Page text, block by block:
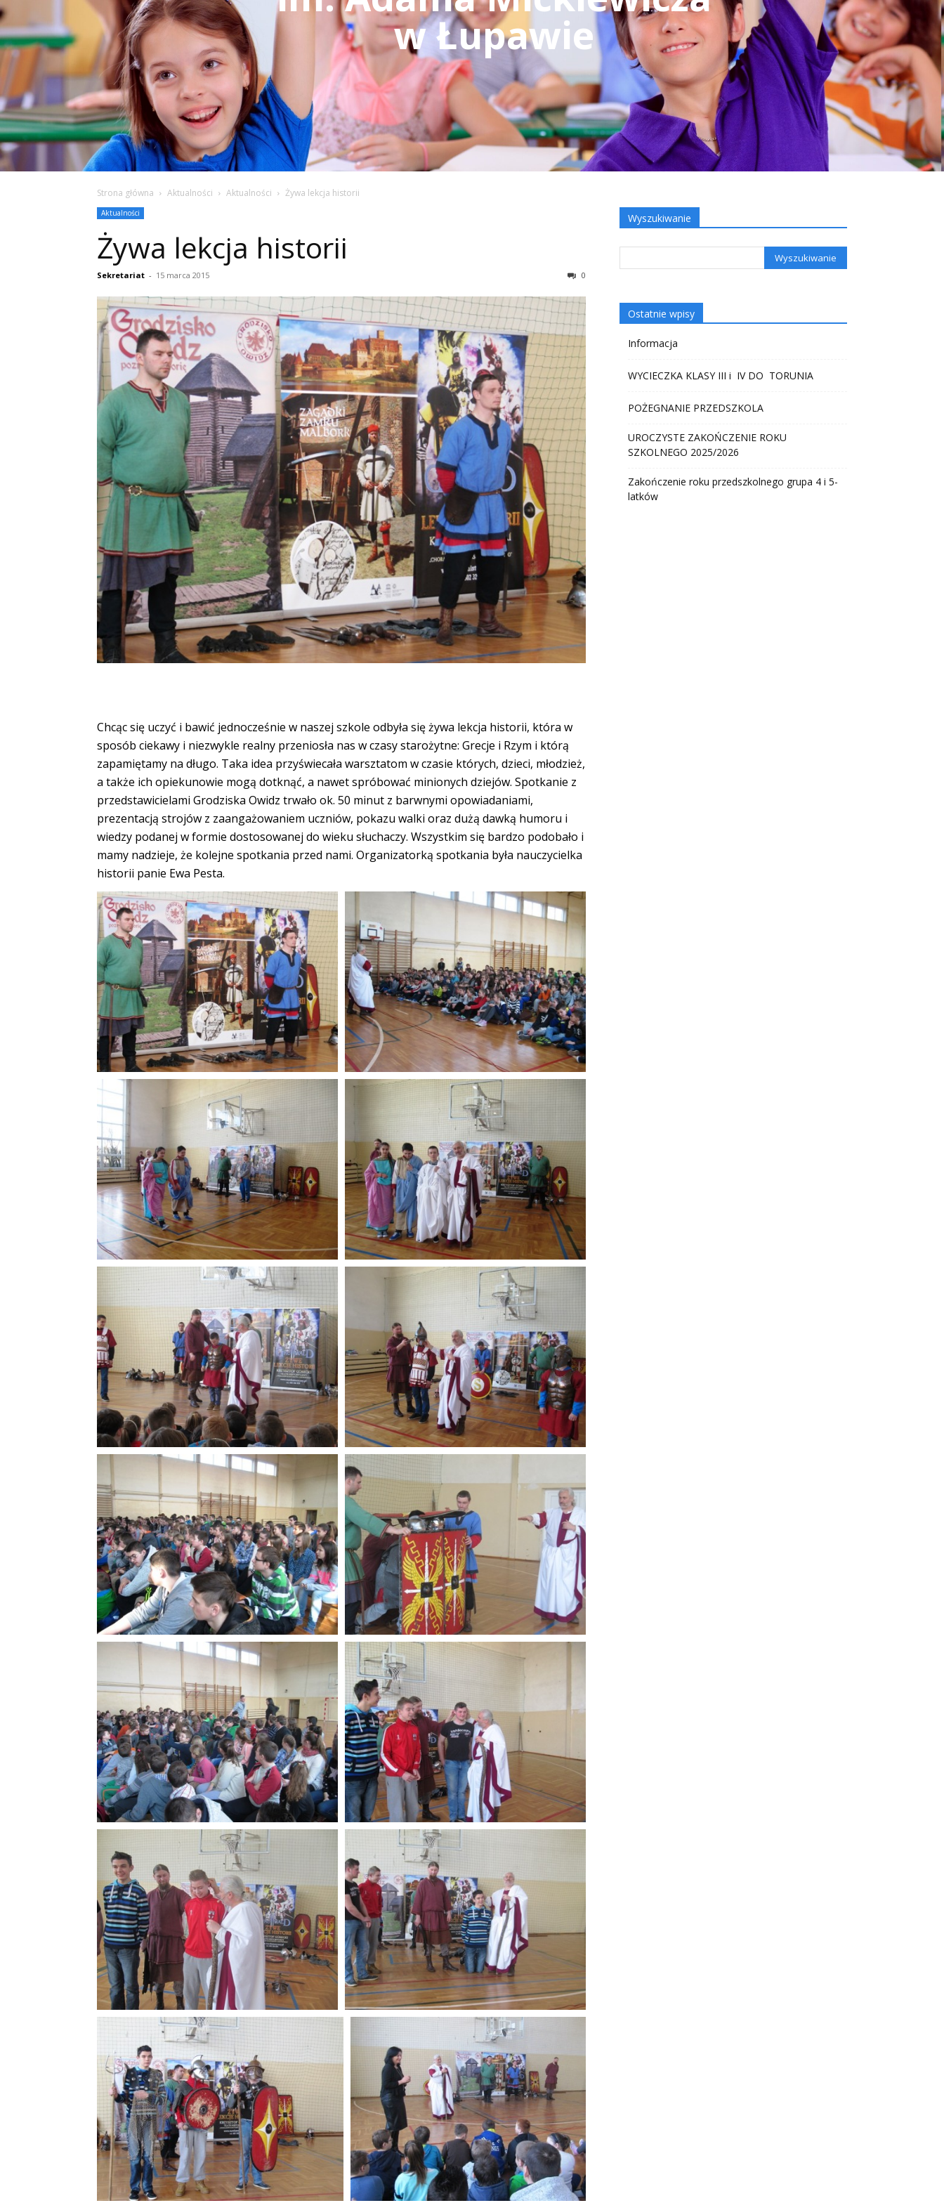
w Łupawie
Strona główna Aktualności Aktualności Żywa lekcja historii
Aktualności
Żywa lekcja historii
Sekretariat - 15 marca 2015 0
Chcąc się uczyć i bawić jednocześnie w naszej szkole odbyła się żywa lekcja historii, która w
sposób ciekawy i niezwykle realny przeniosła nas w czasy starożytne: Grecje i Rzym i którą
zapamiętamy na długo. Taka idea przyświecała warsztatom w czasie których, dzieci, młodzież,
a także ich opiekunowie mogą dotknąć, a nawet spróbować minionych dziejów. Spotkanie z
przedstawicielami Grodziska Owidz trwało ok. 50 minut z barwnymi opowiadaniami,
prezentacją strojów z zaangażowaniem uczniów, pokazu walki oraz dużą dawką humoru i
wiedzy podanej w formie dostosowanej do wieku słuchaczy. Wszystkim się bardzo podobało i
mamy nadzieje, że kolejne spotkania przed nami. Organizatorką spotkania była nauczycielka
historii panie Ewa Pesta.
Wyszukiwanie
Ostatnie wpisy
Informacja
WYCIECZKA KLASY III i IV DO TORUNIA
POŻEGNANIE PRZEDSZKOLA
UROCZYSTE ZAKOŃCZENIE ROKU
SZKOLNEGO 2025/2026
Zakończenie roku przedszkolnego grupa 4 i 5-
latków